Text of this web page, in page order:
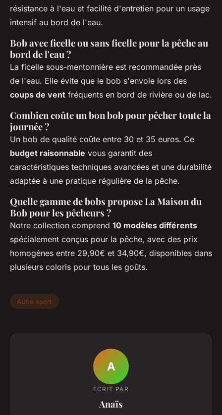
résistance à l'eau et facilité d'entretien pour un usage
intensif au bord de l'eau.
Bob avec ficelle ou sans ficelle pour la pêche au
bord de l'eau ?
La ficelle sous-mentonnière est recommandée près
de l'eau. Elle évite que le bob s'envole lors des
coups de vent fréquents en bord de rivière ou de lac.
Combien coûte un bon bob pour pêcher toute la
journée ?
Un bob de qualité coûte entre 30 et 35 euros. Ce
budget raisonnable vous garantit des
caractéristiques techniques avancées et une durabilité
adaptée à une pratique régulière de la pêche.
Quelle gamme de bobs propose La Maison du
Bob pour les pêcheurs ?
Notre collection comprend 10 modèles différents
spécialement conçus pour la pêche, avec des prix
homogènes entre 29,90€ et 34,90€, disponibles dans
plusieurs coloris pour tous les goûts.
Autre sport
A
ECRIT PAR
Anaïs